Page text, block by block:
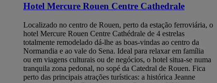
Hotel Mercure Rouen Centre Cathedrale
Localizado no centro de Rouen, perto da estação ferroviária, o
hotel Mercure Rouen Centre Cathédrale de 4 estrelas
totalmente remodelado dá-lhe as boas-vindas ao centro da
Normandia e ao vale do Sena. Ideal para relaxar em família
ou em viagens culturais ou de negócios, o hotel situa-se numa
tranquila zona pedonal, no sopé da Catedral de Rouen. Fica
perto das principais atrações turísticas: a histórica Jeanne